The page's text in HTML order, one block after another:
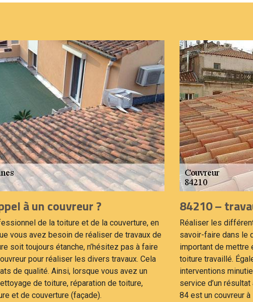
à un couvreur ?
de la toiture et de la couverture, en
vous avez besoin de réaliser de travaux de
soit toujours étanche, n’hésitez pas à faire
pour réaliser les divers travaux. Cela
de qualité. Ainsi, lorsque vous avez un
de toiture, réparation de toiture,
et de couverture (façade).
84210 –
Réaliser les
savoir-faire dans le
important de mettre
toiture travaillé.
interventions
service d’un
84 est un couvreur